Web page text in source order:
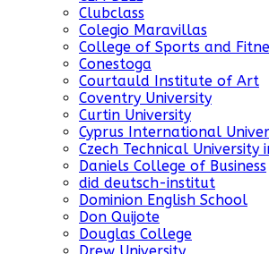
Clubclass
Colegio Maravillas
College of Sports and
Conestoga
Courtauld Institute of Art
Coventry University
Curtin University
Cyprus International
Czech Technical University
Daniels College of Business
did deutsch-institut
Dominion English School
Don Quijote
Douglas College